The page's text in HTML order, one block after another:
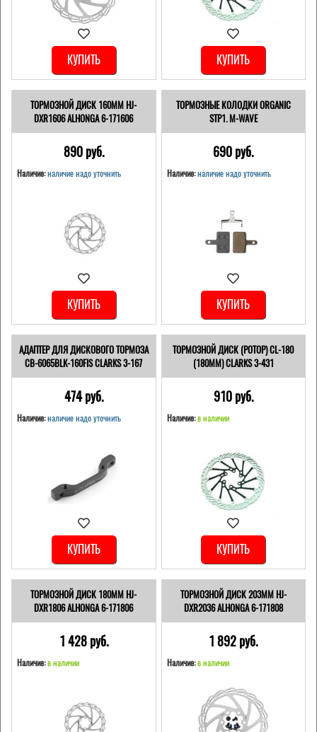
КУПИТЬ КУПИТЬ
ТОРМОЗНОЙ ДИСК 160ММ HJ-
DXR1606 ALHONGA 6-171606
890 pуб.
Наличие:наличие надо уточнить
КУПИТЬ
ТОРМОЗНЫЕ КОЛОДКИ ORGANIC
STP1. M-WAVE
690 pуб.
Наличие: наличие надо уточнить
КУПИТЬ
АДАПТЕР ДЛЯ ДИСКОВОГО ТОРМОЗА
CB-6065BLK-160FIS CLARKS 3-167
474 pуб.
Наличие:наличие надо уточнить
КУПИТЬ
ТОРМОЗНОЙ ДИСК (РОТОР) CL-180
(180ММ) CLARKS 3-431
910 pуб.
Наличие: в наличии
КУПИТЬ
ТОРМОЗНОЙ ДИСК 180ММ HJ-
DXR1806 ALHONGA 6-171806
1 428 pуб.
Наличие:в наличии
ТОРМОЗНОЙ ДИСК 203ММ HJ-
DXR2036 ALHONGA 6-171808
1 892 pуб.
Наличие: в наличии